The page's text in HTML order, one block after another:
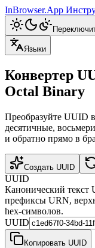
InBrowser.App
Языки
Конвертер
Octal Binary
Преобразуйте UUID
десятичные,
и обратно прямо в
Создать UUID
UUID
Канонический
префиксы URN,
hex-символов.
UUID
Копировать UUID